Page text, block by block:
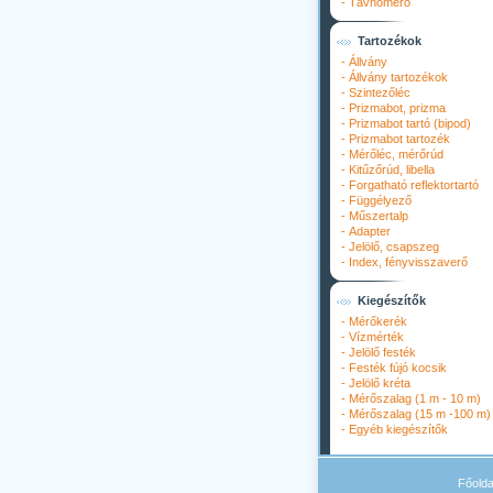
Tartozékok
- Állvány
- Állvány tartozékok
- Szintezőléc
- Prizmabot, prizma
- Prizmabot tartó (bipod)
- Prizmabot tartozék
- Mérőléc, mérőrúd
- Kitűzőrúd, libella
- Forgatható reflektortartó
- Függélyező
- Műszertalp
- Adapter
- Jelölő, csapszeg
- Index, fényvisszaverő
Kiegészítők
- Mérőkerék
- Vízmérték
- Jelölő festék
- Festék fújó kocsik
- Jelölő kréta
- Mérőszalag (1 m - 10 m)
- Mérőszalag (15 m -100 m)
- Egyéb kiegészítők